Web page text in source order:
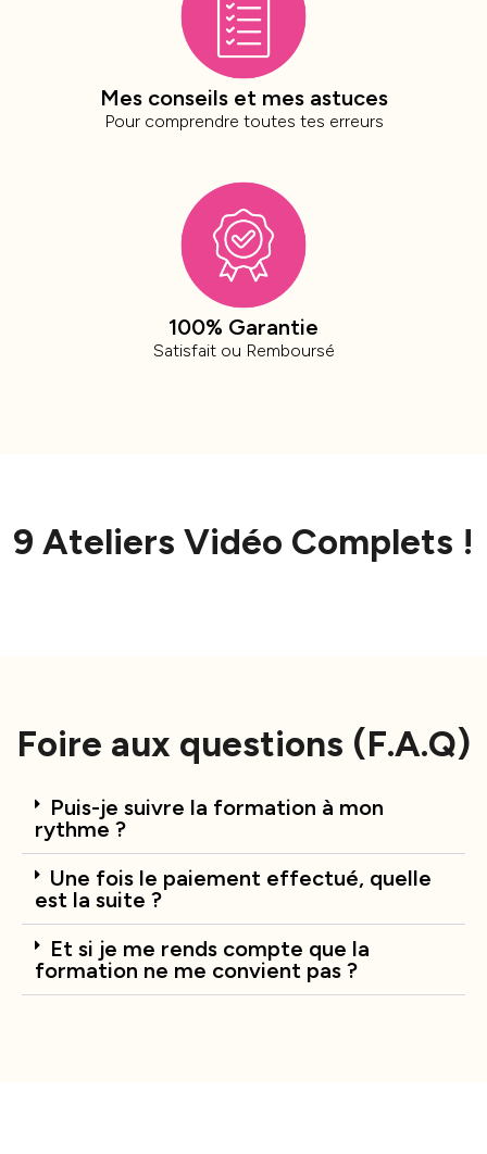
Mes conseils et mes astuces
Pour comprendre toutes tes erreurs
100% Garantie
Satisfait ou Remboursé
9 Ateliers Vidéo Complets !
Foire aux questions (F.A.Q)
Puis-je suivre la formation à mon
rythme ?
Une fois le paiement effectué, quelle
est la suite ?
Et si je me rends compte que la
formation ne me convient pas ?